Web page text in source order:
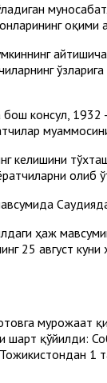
консул,
келишини
олиб
ҳаж
25 август
мурожаат
шарт қўйилди:
1